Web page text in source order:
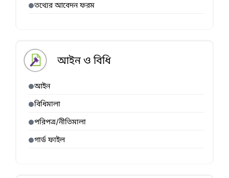
তথ্যের আবেদন ফরম
আইন ও বিধি
আইন
বিধিমালা
পরিপত্র/নীতিমালা
গার্ড ফাইল